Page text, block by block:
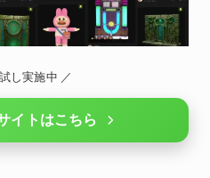
し実施中 ／
イトはこちら